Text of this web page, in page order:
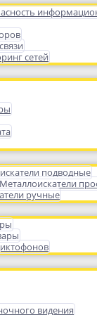
сетей
подводные
Металлоискатели
ручные
видения